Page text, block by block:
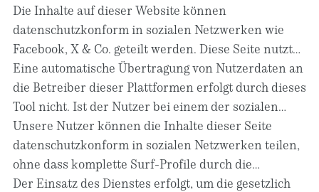
insbesondere Aufbewahrungsfristen – bleiben
unberührt.
Die Inhalte auf dieser Website können
datenschutzkonform in sozialen Netzwerken wie
Facebook, X & Co. geteilt werden. Diese Seite nutzt
dafür daseRecht24 Safe Sharing Tool. Dieses Tool
stellt den direkten Kontakt zwischen den
Netzwerken und Nutzern erst dann her, wenn der
Nutzer aktiv auf einen dieser Button klickt. Der
Klick auf den Button stellt eine Einwilligung im
Sinne des Art. 6 Abs. 1 lit. a DSGVO und § 25 Abs. 1
TDDDG dar. Diese Einwilligung kann jederzeit mit
Eine automatische Übertragung von Nutzerdaten an
die Betreiber dieser Plattformen erfolgt durch dieses
Tool nicht. Ist der Nutzer bei einem der sozialen
Netzwerke angemeldet, erscheint bei der Nutzung
der Social-Media-Elemente von Facebook, X & Co.
ein Informations-Fenster, in dem der Nutzer den
Text vor dem Absenden bestätigen kann.
Unsere Nutzer können die Inhalte dieser Seite
datenschutzkonform in sozialen Netzwerken teilen,
ohne dass komplette Surf-Profile durch die
Betreiber der Netzwerke erstellt werden.
Der Einsatz des Dienstes erfolgt, um die gesetzlich